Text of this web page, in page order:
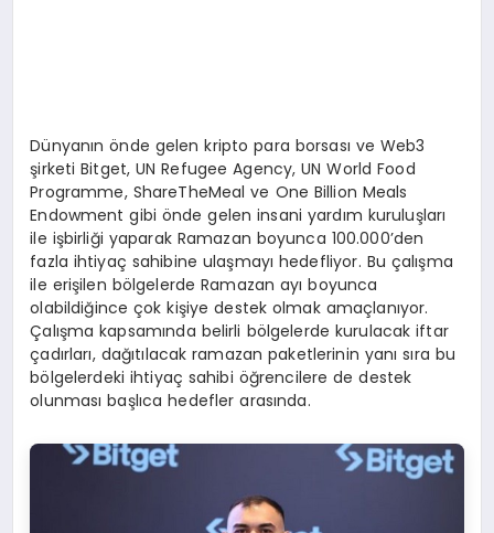
Dünyanın önde gelen kripto para borsası ve Web3
şirketi Bitget, UN Refugee Agency, UN World Food
Programme, ShareTheMeal ve One Billion Meals
Endowment gibi önde gelen insani yardım kuruluşları
ile işbirliği yaparak Ramazan boyunca 100.000’den
fazla ihtiyaç sahibine ulaşmayı hedefliyor. Bu çalışma
ile erişilen bölgelerde Ramazan ayı boyunca
olabildiğince çok kişiye destek olmak amaçlanıyor.
Çalışma kapsamında belirli bölgelerde kurulacak iftar
çadırları, dağıtılacak ramazan paketlerinin yanı sıra bu
bölgelerdeki ihtiyaç sahibi öğrencilere de destek
olunması başlıca hedefler arasında.